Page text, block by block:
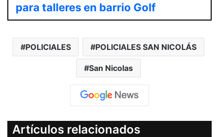
para talleres en barrio Golf
POLICIALES POLICIALES SAN NICOLÁS
San Nicolas
Artículos relacionados